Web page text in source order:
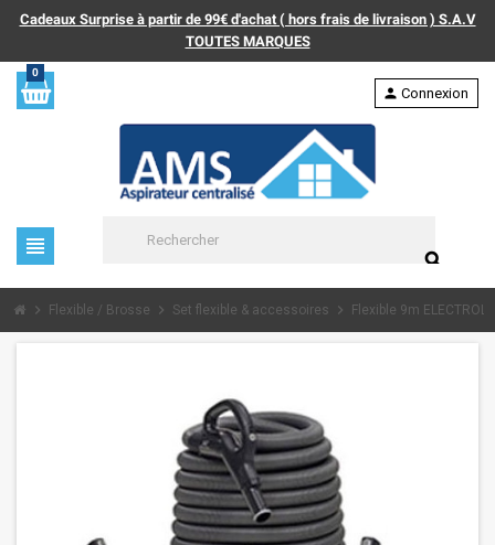
Cadeaux Surprise à partir de 99€ d'achat ( hors frais de livraison ) S.A.V
TOUTES MARQUES
0
view_headline
search
person Connexion
chevron_right Flexible / Brosse chevron_right Set flexible & accessoires chevron_right Flexible 9m